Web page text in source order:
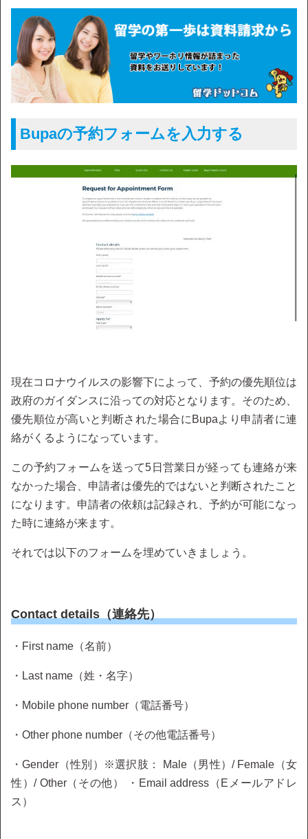
Bupaの予約フォームを入力する
現在コロナウイルスの影響下によって、予約の優先順位は
政府のガイダンスに沿っての対応となります。そのため、
優先順位が高いと判断された場合にBupaより申請者に連
絡がくるようになっています。
この予約フォームを送って5日営業日が経っても連絡が来
なかった場合、申請者は優先的ではないと判断されたこと
になります。申請者の依頼は記録され、予約が可能になっ
た時に連絡が来ます。
それでは以下のフォームを埋めていきましょう。
Contact details（連絡先）
・First name（名前）
・Last name（姓・名字）
・Mobile phone number（電話番号）
・Other phone number（その他電話番号）
・Gender（性別）※選択肢： Male（男性）/ Female（女
性）/ Other（その他） ・Email address（Eメールアドレ
ス）